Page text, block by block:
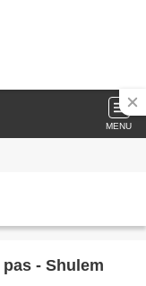
MENU
- Shulem